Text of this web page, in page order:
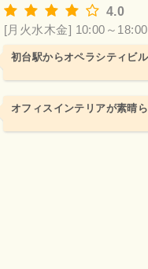
4.0
[月火水木金] 10:00～18:00
初台駅からオペラシティビ
オフィスインテリアが素晴ら